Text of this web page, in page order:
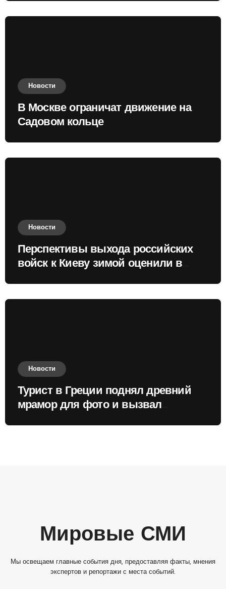
Новости
В Москве ограничат движение на
Садовом кольце
Новости
Перспективы выхода российских
войск к Киеву зимой оценили в
Новости
Турист в Греции поднял древний
мрамор для фото и вызвал
Мировые СМИ
Мы освещаем главные события дня, предоставляя факты, мнения
экспертов и репортажи с места событий.